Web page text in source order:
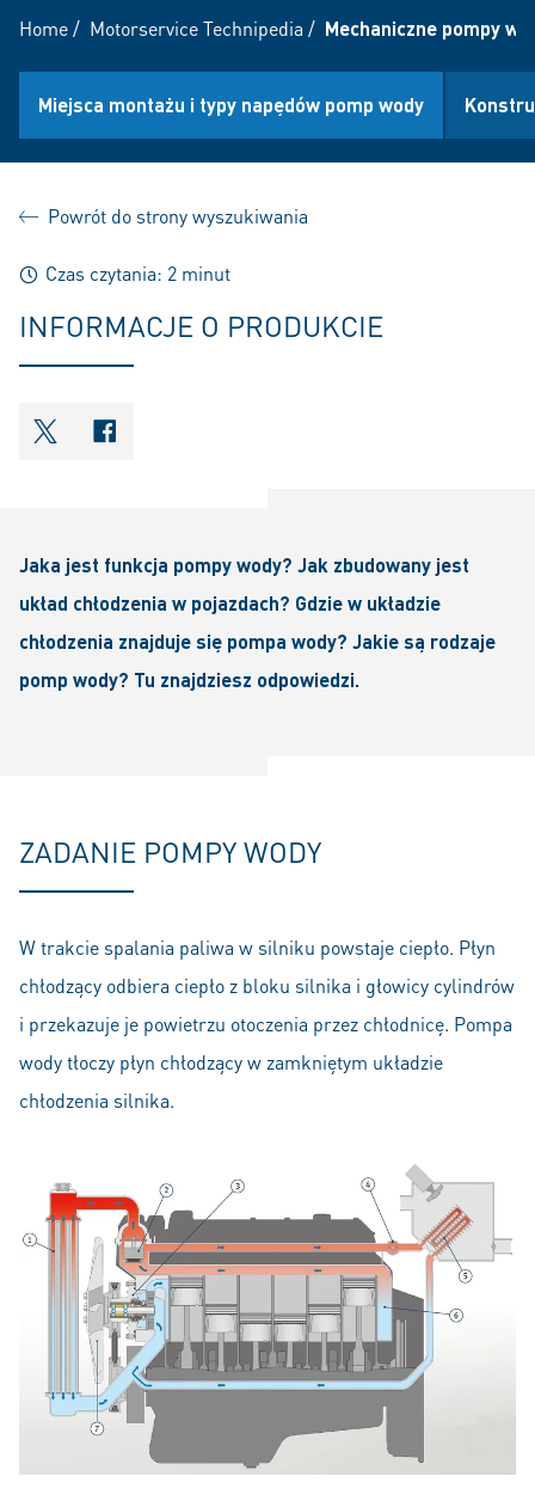
Home/ Motorservice Technipedia / Mechaniczne pompy
Miejsca montażu i typy napędów pomp wody
Powrót do strony wyszukiwania
Czas czytania: 2 minut
INFORMACJE O PRODUKCIE
shareOntwitter
shareOnfacebook
Jaka jest funkcja pompy wody? Jak zbudowany jest
układ chłodzenia w pojazdach? Gdzie w układzie
chłodzenia znajduje się pompa wody? Jakie są rodzaje
pomp wody? Tu znajdziesz odpowiedzi.
ZADANIE POMPY WODY
W trakcie spalania paliwa w silniku powstaje ciepło. Płyn
chłodzący odbiera ciepło z bloku silnika i głowicy cylindrów
i przekazuje je powietrzu otoczenia przez chłodnicę. Pompa
wody tłoczy płyn chłodzący w zamkniętym układzie
chłodzenia silnika.